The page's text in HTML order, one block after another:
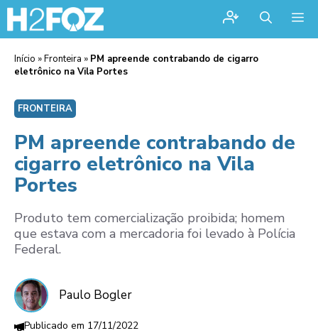
Início »Fronteira » PM apreende contrabando de cigarro
eletrônico na Vila Portes
FRONTEIRA
PM apreende contrabando de
cigarro eletrônico na Vila
Portes
Produto tem comercialização proibida; homem
que estava com a mercadoria foi levado à Polícia
Federal.
Paulo Bogler
17/11/2022